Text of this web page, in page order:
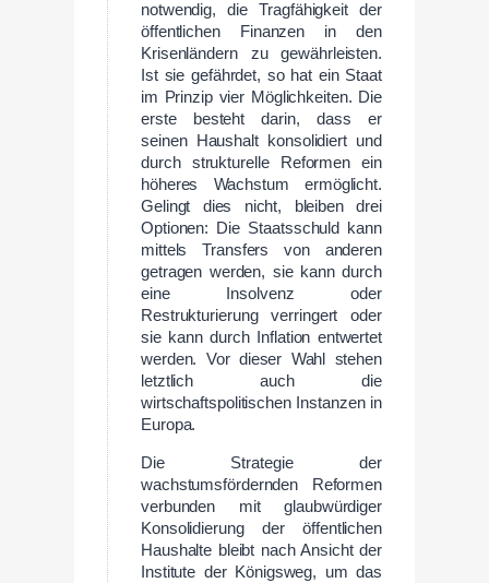
notwendig, die Tragfähigkeit der
öffentlichen Finanzen in den
Krisenländern zu gewährleisten.
Ist sie gefährdet, so hat ein Staat
im Prinzip vier Möglichkeiten. Die
erste besteht darin, dass er
seinen Haushalt konsolidiert und
durch strukturelle Reformen ein
höheres Wachstum ermöglicht.
Gelingt dies nicht, bleiben drei
Optionen: Die Staatsschuld kann
mittels Transfers von anderen
getragen werden, sie kann durch
eine Insolvenz oder
Restrukturierung verringert oder
sie kann durch Inflation entwertet
werden. Vor dieser Wahl stehen
letztlich auch die
wirtschaftspolitischen Instanzen in
Europa.
Die Strategie der
wachstumsfördernden Reformen
verbunden mit glaubwürdiger
Konsolidierung der öffentlichen
Haushalte bleibt nach Ansicht der
Institute der Königsweg, um das